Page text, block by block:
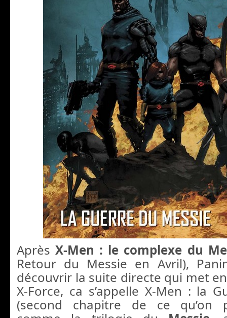
AprèsX-Men : le complexe du
Retour du Messie en Avril),
découvrir la suite directe qui met
X-Force, ca s’appelle X-Men : la
(second chapitre de ce qu’on